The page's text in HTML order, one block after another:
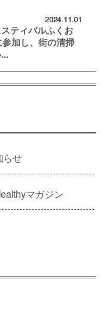
2024.11.01
スティバルふくお
加し、街の清掃
らせ
マガジン